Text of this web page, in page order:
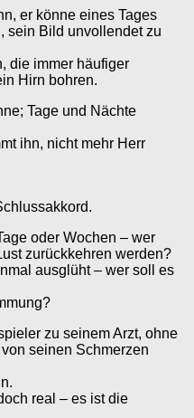
er könne eines Tages
sein Bild unvollendet zu
die immer häufiger
Hirn bohren.
Tage und Nächte
ihn, nicht mehr Herr
oder Wochen – wer
zurückkehren werden?
ausglüht – wer soll es
zu seinem Arzt, ohne
seinen Schmerzen
real – es ist die